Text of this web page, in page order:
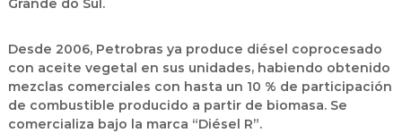
Grande do Sul.
Desde 2006, Petrobras ya produce diésel coprocesado
con aceite vegetal en sus unidades, habiendo obtenido
mezclas comerciales con hasta un 10 % de participación
de combustible producido a partir de biomasa. Se
comercializa bajo la marca “Diésel R”.